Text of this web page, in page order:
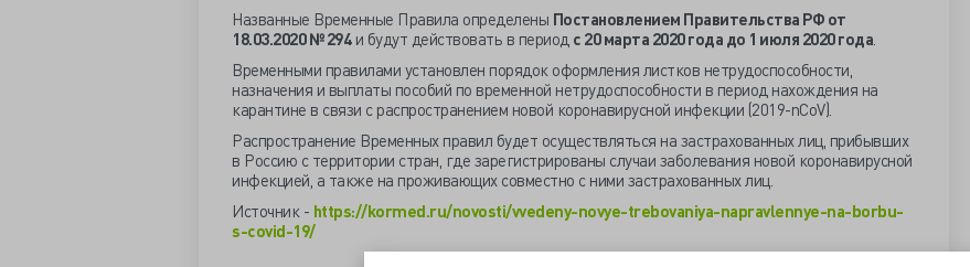
Названные Временные Правила определены Постановлением Правительства РФ от
18.03.2020 № 294и будут действовать в период с 20 марта 2020 года до 1 июля 2020 года.
Временными правилами установлен порядок оформления листков нетрудоспособности,
назначения и выплаты пособий по временной нетрудоспособности в период нахождения на
карантине в связи с распространением новой коронавирусной инфекции (2019-nCoV).
Распространение Временных правил будет осуществляться на застрахованных лиц, прибывших
в Россию с территории стран, где зарегистрированы случаи заболевания новой коронавирусной
инфекцией, а также на проживающих совместно с ними застрахованных лиц.
Источник - https://kormed.ru/novosti/vvedeny-novye-trebovaniya-napravlennye-na-borbu-
s-covid-19/